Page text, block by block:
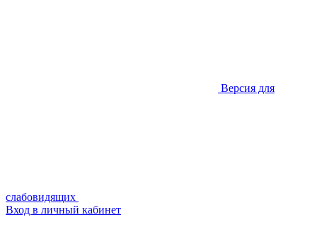
Версия для
слабовидящих
Вход в личный кабинет